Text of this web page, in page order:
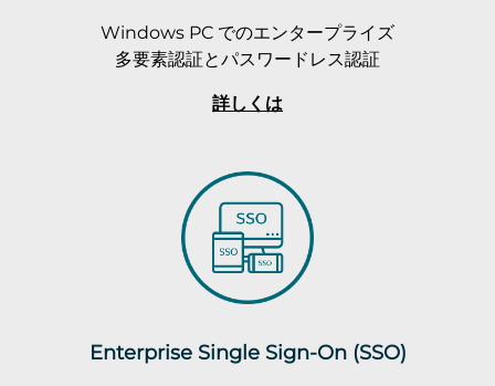
Windows PC でのエンタープライズ
多要素認証とパスワードレス認証
詳しくは
Enterprise Single Sign-On (SSO)